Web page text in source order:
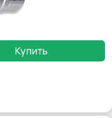
Купить